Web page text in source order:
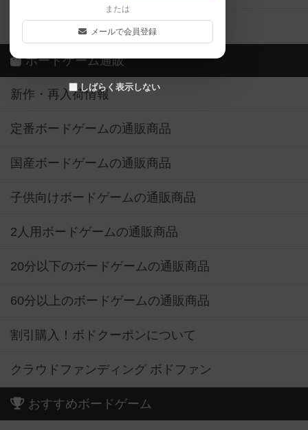
または
メールで会員登録
しばらく表示しない
ボドゲーマご利用案内
ボードゲーム通販
新作・再入荷情報
定番ボードゲームの通販商品
国産ボードゲームの通販商品
子供向けボードゲームの通販商品
2人用ボードゲームの通販商品
20分以下のボードゲームの通販商品
60分以上のボードゲームの通販商品
割引購入！ボドクーポンについて
クラウドファンディング ボドファン
おすすめボードゲーム